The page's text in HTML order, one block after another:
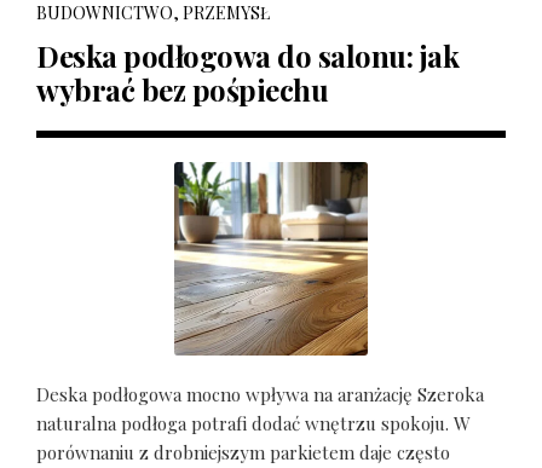
BUDOWNICTWO, PRZEMYSŁ
Deska podłogowa do salonu: jak
wybrać bez pośpiechu
Deska podłogowa mocno wpływa na aranżację Szeroka
naturalna podłoga potrafi dodać wnętrzu spokoju. W
porównaniu z drobniejszym parkietem daje często